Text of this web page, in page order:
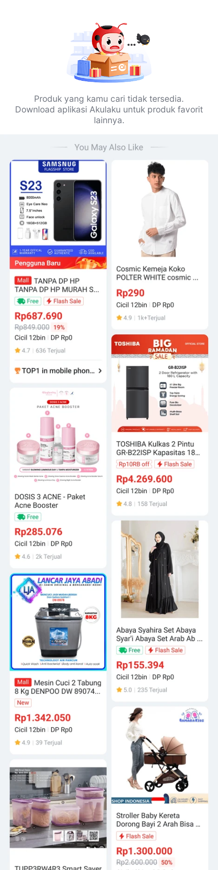
Produk yang kamu cari tidak tersedia.
Download aplikasi Akulaku untuk produk favorit
lainnya.